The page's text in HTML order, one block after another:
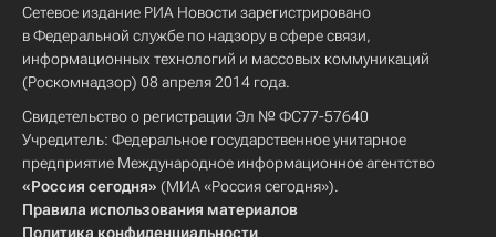
Сетевое издание РИА Новости зарегистрировано
в Федеральной службе по надзору в сфере связи,
информационных технологий и массовых коммуникаций
(Роскомнадзор) 08 апреля 2014 года.
Свидетельство о регистрации Эл № ФС77-57640
Учредитель: Федеральное государственное унитарное
предприятие Международное информационное агентство
«Россия сегодня» (МИА «Россия сегодня»).
Правила использования материалов
Политика конфиденциальности